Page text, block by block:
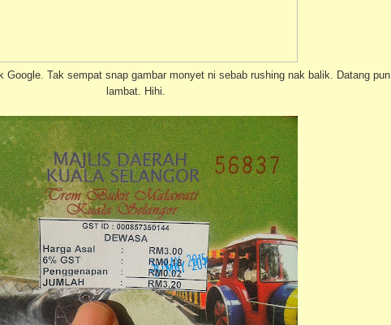
Google. Tak sempat snap gambar monyet ni sebab rushing nak balik. Datang pun
lambat. Hihi.